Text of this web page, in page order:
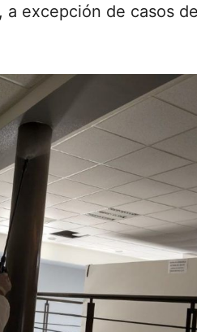
excepción de casos